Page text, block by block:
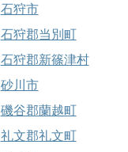
石狩市
石狩郡当別町
石狩郡新篠津村
砂川市
磯谷郡蘭越町
礼文郡礼文町